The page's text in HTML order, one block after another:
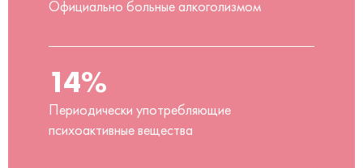
Официально больные алкоголизмом
14%
Периодически употребляющие
психоактивные вещества